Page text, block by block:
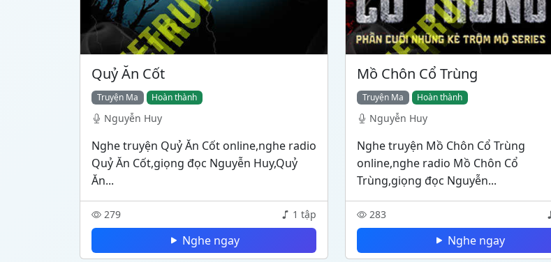
Quỷ Ăn Cốt
Truyện Ma Hoàn thành
Nguyễn Huy
Nghe truyện Quỷ Ăn Cốt online,nghe radio
Quỷ Ăn Cốt,giọng đọc Nguyễn Huy,Quỷ
Ăn...
279 1 tập
Nghe ngay
Mồ Chôn Cổ Trùng
Truyện Ma Hoàn thành
Nguyễn Huy
Nghe truyện Mồ Chôn Cổ Trùng
online,nghe radio Mồ Chôn Cổ
Trùng,giọng đọc Nguyễn...
283
Nghe ngay